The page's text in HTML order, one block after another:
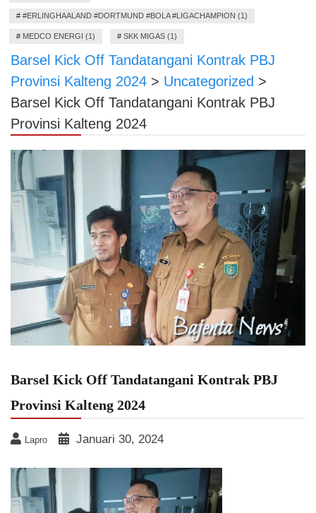
# #ERLINGHAALAND #DORTMUND #BOLA #LIGACHAMPION (1)
# MEDCO ENERGI (1) # SKK MIGAS (1)
Barsel Kick Off Tandatangani Kontrak PBJ
Provinsi Kalteng 2024 > Uncategorized >
Barsel Kick Off Tandatangani Kontrak PBJ
Provinsi Kalteng 2024
Barsel Kick Off Tandatangani Kontrak PBJ
Provinsi Kalteng 2024
Lapro Januari 30, 2024